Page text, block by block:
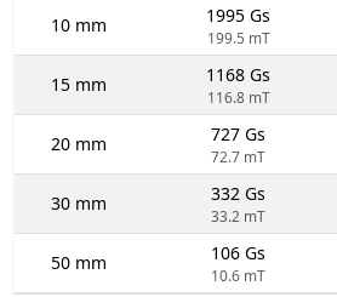
10 mm 1995 Gs
199.5 mT
15 mm 1168 Gs
116.8 mT
20 mm 727 Gs
72.7 mT
30 mm 332 Gs
33.2 mT
50 mm 106 Gs
10.6 mT